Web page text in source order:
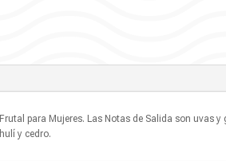
para Mujeres. Las Notas de Salida son uvas y
y cedro.